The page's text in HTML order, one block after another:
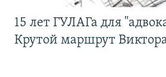
15 лет ГУЛАГа для
Крутой маршрут